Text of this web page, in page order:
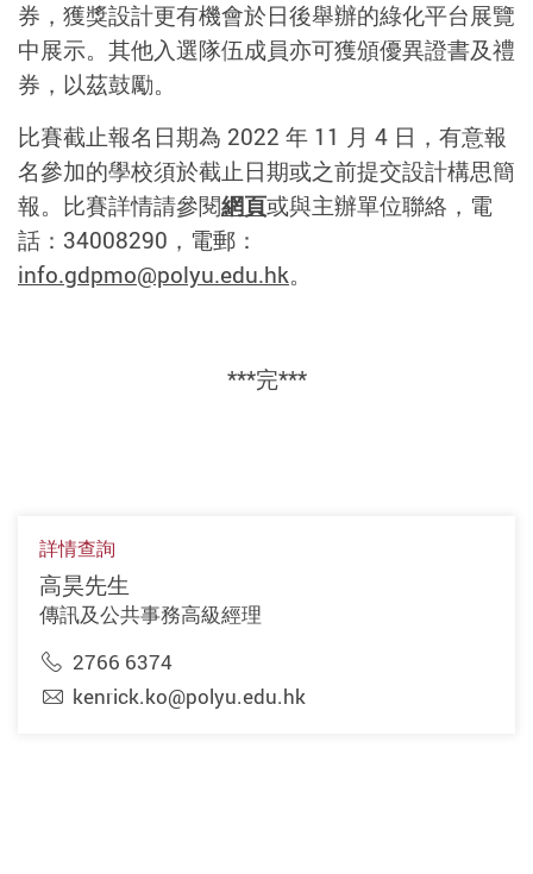
券，獲獎設計更有機會於日後舉辦的綠化平台展覽
中展示。其他入選隊伍成員亦可獲頒優異證書及禮
券，以茲鼓勵。
比賽截止報名日期為 2022 年 11 月 4 日，有意報
名參加的學校須於截止日期或之前提交設計構思簡
報。比賽詳情請參閱網頁或與主辦單位聯絡，電
話：34008290，電郵：
info.gdpmo@polyu.edu.hk。
***完***
詳情查詢
高昊先生
傳訊及公共事務高級經理
2766 6374
kenrick.ko@polyu.edu.hk